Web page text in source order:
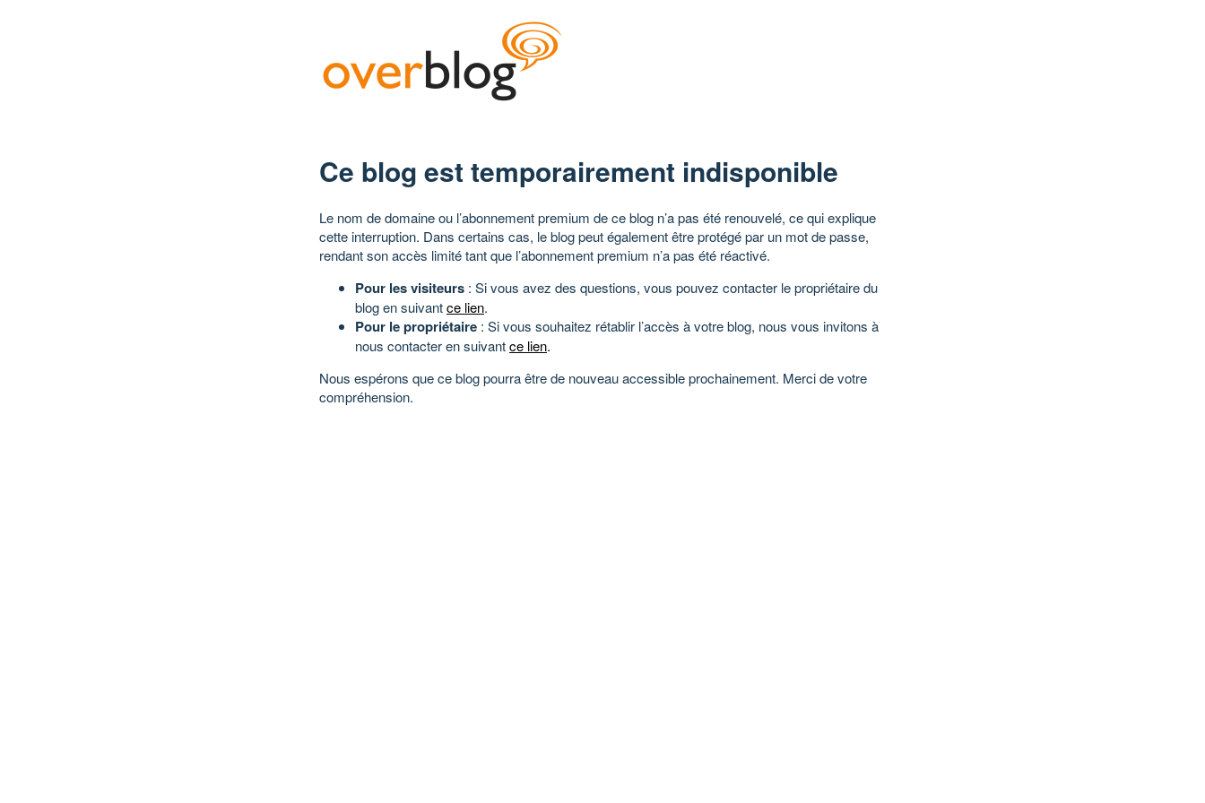
Ce blog est temporairement indisponible
Le nom de domaine ou l’abonnement premium de ce blog n’a pas été renouvelé, ce qui explique
cette interruption. Dans certains cas, le blog peut également être protégé par un mot de passe,
rendant son accès limité tant que l’abonnement premium n’a pas été réactivé.
Pour les visiteurs : Si vous avez des questions, vous pouvez contacter le propriétaire du
blog en suivantce lien.
Pour le propriétaire : Si vous souhaitez rétablir l’accès à votre blog, nous vous invitons à
nous contacter en suivantce lien.
Nous espérons que ce blog pourra être de nouveau accessible prochainement. Merci de votre
compréhension.